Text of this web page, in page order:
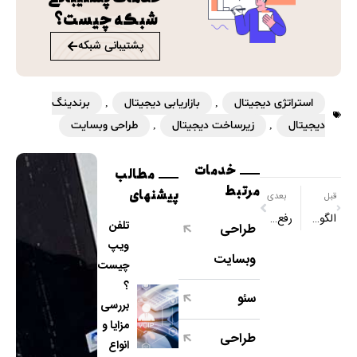
شبکه چیست؟
پشتیبانی شبکه
استراتژی دیجیتال , بازاریابی دیجیتال ,
برندینگ
دیجیتال
, زیرساخت دیجیتال , طراحی وبسایت
قبل
الگوریتم رنک برین و همه چیز در مورد آن
بعدی
رفع فیلتر TeamViewer
خدمات
مرتبط
طراحی
وبسایت
سئو
طراحی
مطالب
پیشنهای
تلفن
ویپ
چیست
؟
بررسی
مزایا و
انواع